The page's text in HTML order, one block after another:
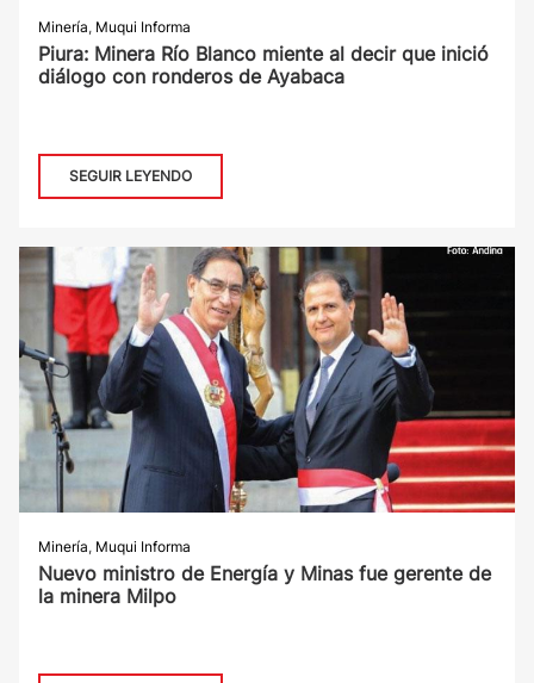
Minería, Muqui Informa
Piura: Minera Río Blanco miente al decir que inició
diálogo con ronderos de Ayabaca
SEGUIR LEYENDO
Minería, Muqui Informa
Nuevo ministro de Energía y Minas fue gerente de
la minera Milpo